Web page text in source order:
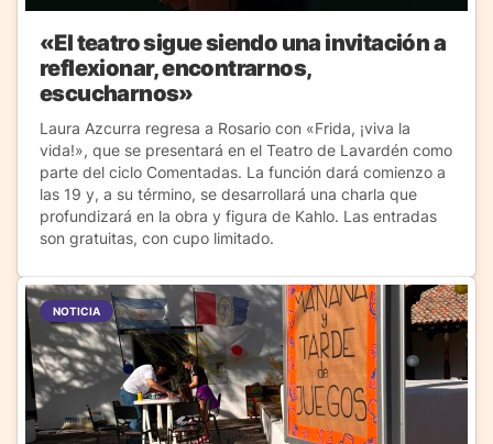
«El teatro sigue siendo una invitación a
reflexionar, encontrarnos,
escucharnos»
Laura Azcurra regresa a Rosario con «Frida, ¡viva la
vida!», que se presentará en el Teatro de Lavardén como
parte del ciclo Comentadas. La función dará comienzo a
las 19 y, a su término, se desarrollará una charla que
profundizará en la obra y figura de Kahlo. Las entradas
son gratuitas, con cupo limitado.
NOTICIA